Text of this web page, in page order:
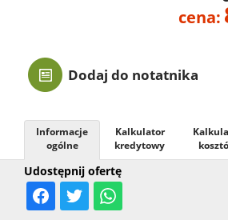
cena:
Dodaj do notatnika
Udostępnij ofertę
Informacje
ogólne
Kalkulator
kredytowy